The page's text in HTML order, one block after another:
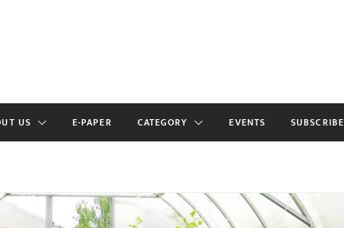
US E-PAPER CATEGORY EVENTS SUBSCRIBE